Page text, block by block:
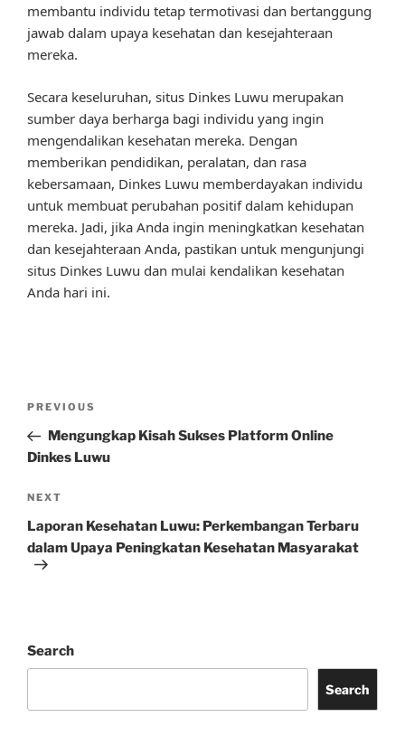
membantu individu tetap termotivasi dan bertanggung
jawab dalam upaya kesehatan dan kesejahteraan
mereka.
Secara keseluruhan, situs Dinkes Luwu merupakan
sumber daya berharga bagi individu yang ingin
mengendalikan kesehatan mereka. Dengan
memberikan pendidikan, peralatan, dan rasa
kebersamaan, Dinkes Luwu memberdayakan individu
untuk membuat perubahan positif dalam kehidupan
mereka. Jadi, jika Anda ingin meningkatkan kesehatan
dan kesejahteraan Anda, pastikan untuk mengunjungi
situs Dinkes Luwu dan mulai kendalikan kesehatan
Anda hari ini.
Previous
Post
PREVIOUS
Mengungkap Kisah Sukses Platform Online
Dinkes Luwu
Next
Post
NEXT
Laporan Kesehatan Luwu: Perkembangan Terbaru
dalam Upaya Peningkatan Kesehatan Masyarakat
Search
Search